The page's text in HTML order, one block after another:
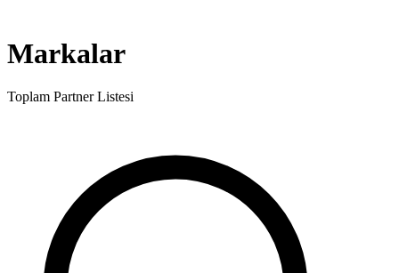
Markalar
Toplam Partner Listesi